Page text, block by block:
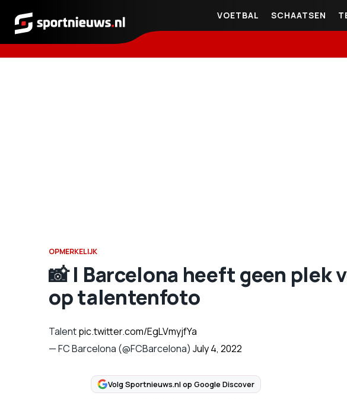
Sportnieuws.nl
VOETBAL SCHAATSEN
OPMERKELIJK
📸 | Barcelona heeft geen plek
op talentenfoto
Talentpic.twitter.com/EgLVmyjfYa
— FC Barcelona (@FCBarcelona) July 4, 2022
Volg Sportnieuws.nl op Google Discover